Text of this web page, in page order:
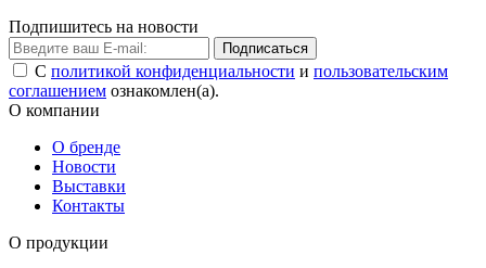
Подпишитесь на новости
Подписаться
С политикой конфиденциальности и пользовательским
соглашением ознакомлен(а).
О компании
О бренде
Новости
Выставки
Контакты
О продукции